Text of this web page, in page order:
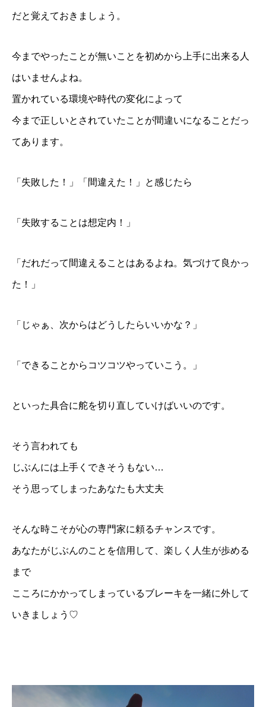
だと覚えておきましょう。
今までやったことが無いことを初めから上手に出来る人
はいませんよね。
置かれている環境や時代の変化によって
今まで正しいとされていたことが間違いになることだっ
てあります。
「失敗した！」「間違えた！」と感じたら
「失敗することは想定内！」
「だれだって間違えることはあるよね。気づけて良かっ
た！」
「じゃぁ、次からはどうしたらいいかな？」
「できることからコツコツやっていこう。」
といった具合に舵を切り直していけばいいのです。
そう言われても
じぶんには上手くできそうもない…
そう思ってしまったあなたも大丈夫
そんな時こそが心の専門家に頼るチャンスです。
あなたがじぶんのことを信用して、楽しく人生が歩める
まで
こころにかかってしまっているブレーキを一緒に外して
いきましょう♡